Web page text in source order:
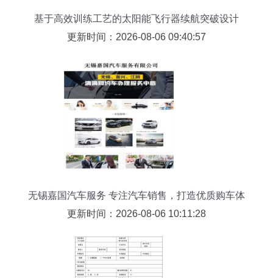
基于高效训练工艺的太阳能飞行器续航突破设计
更新时间：2026-08-06 09:40:57
无锡嘉国汽车服务 专注汽车销售，打造优质购车体
验
更新时间：2026-08-06 10:11:28